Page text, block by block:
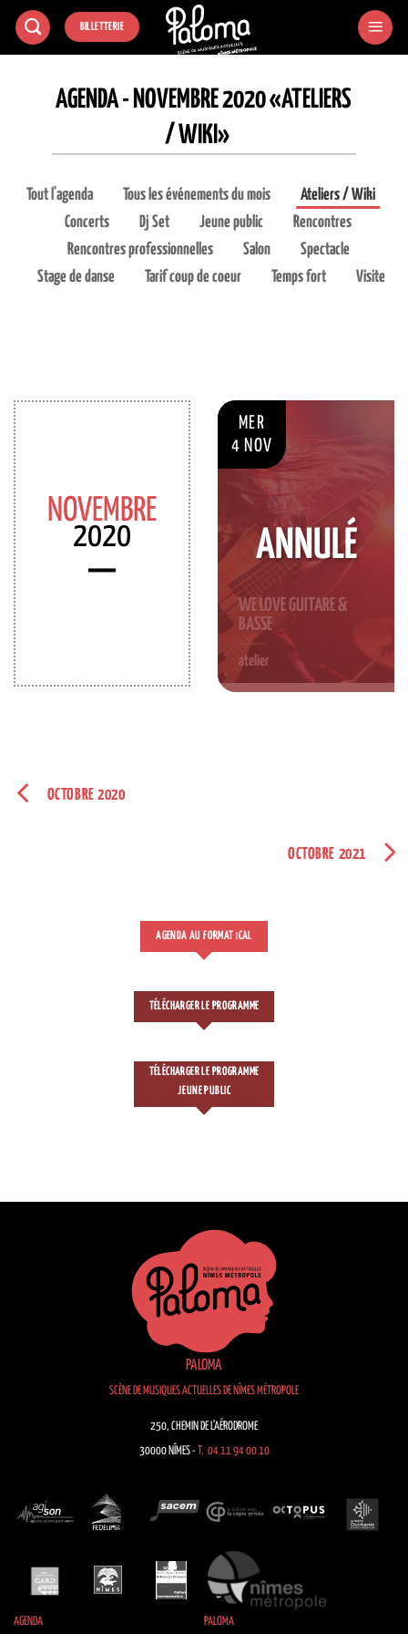
Passer
BILLETTERIE
AGENDA - NOVEMBRE 2020 «ATELIERS
/ WIKI»
Tout l'agenda Tous les événements du mois
Ateliers / Wiki
Concerts
Dj Set Jeune public
Rencontres
Rencontres professionnelles
Salon
Spectacle
Stage de danse
Tarif coup de coeur Temps fort Visite
NOVEMBRE
2020
MER
4 NOV
WE LOVE GUITARE &
BASSE
atelier
ANNULÉ
OCTOBRE 2020
OCTOBRE 2021
AGENDA AU FORMAT CAL
TÉLÉCHARGER LE PROGRAMME
TÉLÉCHARGER LE PROGRAMME
JEUNE PUBLIC
PALOMA
SCÈNE DE MUSIQUES ACTUELLES DE NÎMES MÉTROPOLE
250, CHEMIN DE L’AÉRODROME
30000 NÎMES -T. 04 11 94 00 10
AGENDA PALOMA